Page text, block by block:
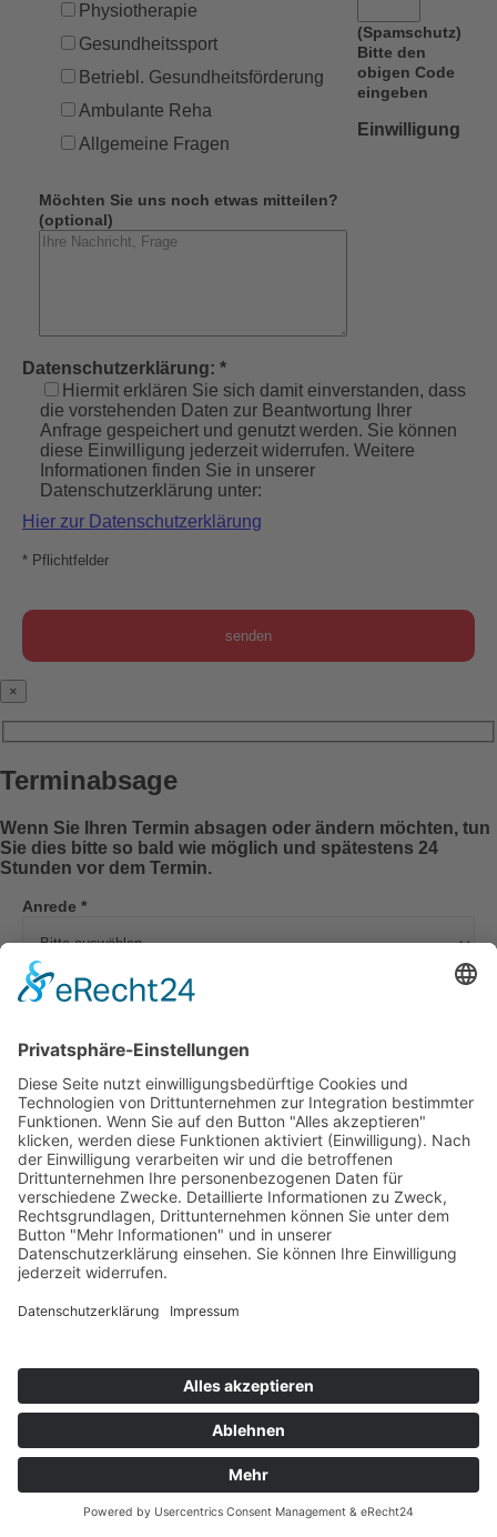
Physiotherapie
Gesundheitssport
Betriebl. Gesundheitsförderung
Ambulante Reha
Allgemeine Fragen
Möchten Sie uns noch etwas mitteilen?
(optional)
(Spamschutz)
Bitte den
obigen Code
eingeben
Einwilligung
Datenschutzerklärung: *
Hiermit erklären Sie sich damit einverstanden, dass
die vorstehenden Daten zur Beantwortung Ihrer
Anfrage gespeichert und genutzt werden. Sie können
diese Einwilligung jederzeit widerrufen. Weitere
Informationen finden Sie in unserer
Datenschutzerklärung unter:
Hier zur Datenschutzerklärung
* Pflichtfelder
×
Terminabsage
Wenn Sie Ihren Termin absagen oder ändern möchten, tun
Sie dies bitte so bald wie möglich und spätestens 24
Stunden vor dem Termin.
Anrede *
Vorname *
Nachname *
Geburtsdatum *